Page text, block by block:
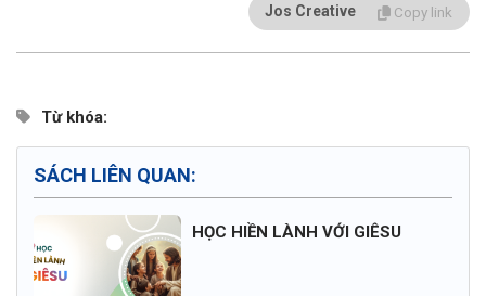
Jos Creative Copy link
Từ khóa:
SÁCH LIÊN QUAN:
HỌC HIỀN LÀNH VỚI GIÊSU